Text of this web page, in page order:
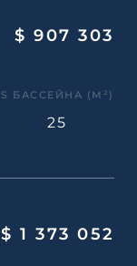
S БАССЕЙНА (М²)
25
$ 907 303
$ 1 373 052